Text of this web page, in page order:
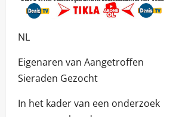
NL
Eigenaren van Aangetroffen
Sieraden Gezocht
In het kader van een onderzoek